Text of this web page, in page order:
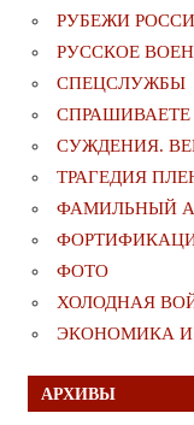
РУБЕЖИ
РУССКОЕ
СПЕЦСЛУЖБЫ
СУЖДЕНИЯ.
ТРАГЕДИЯ
ФАМИЛЬНЫЙ
ФОТО
ХОЛОДНАЯ
ЭКОНОМИКА
АРХИВЫ